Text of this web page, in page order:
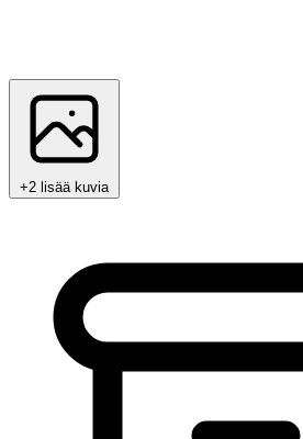
+2 lisää kuvia